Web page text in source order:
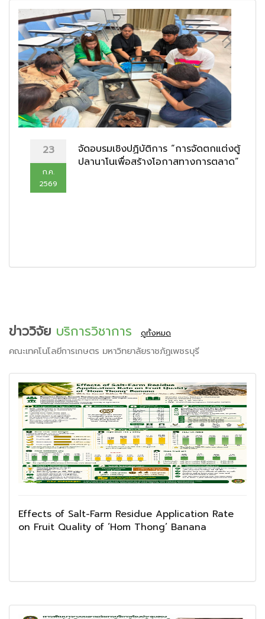
23
ก.ค.
2569
จัดอบรมเชิงปฏิบัติการ “การจัดตกแต่งตู้
ปลานาโนเพื่อสร้างโอกาสทางการตลาด”
ข่าววิจัย บริการวิชาการ ดูทั้งหมด
คณะเทคโนโลยีการเกษตร มหาวิทยาลัยราชภัฏเพชรบุรี
Effects of Salt-Farm Residue Application Rate
on Fruit Quality of ‘Hom Thong’ Banana